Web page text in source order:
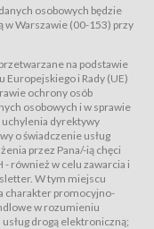
umowy z
w Wydarzeniu,
tj. uprawniające
filmowych,
w Serwisie;
z
2 pkt. 4 i 5 poniżej, których
Usługobiorców
osobowych będzie
w Warszawie (00-153) przy
na podstawie
Europejskiego i Rady (UE)
ochrony osób
osobowych i w sprawie
uchylenia dyrektywy
o świadczenie usług
przez Pana/-ią chęci
również w celu zawarcia i
W tym miejscu
charakter promocyjno-
w rozumieniu
drogą elektroniczną;